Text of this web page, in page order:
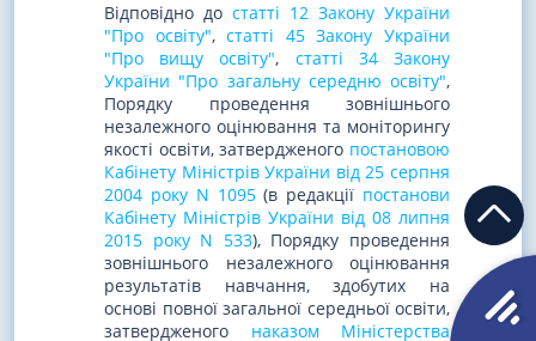
Відповідно до статті 12 Закону України
"Про освіту",статті 45 Закону України
"Про вищу освіту", статті 34 Закону
України "Про загальну середню освіту",
Порядку проведення зовнішнього
незалежного оцінювання та моніторингу
якості освіти, затвердженого постановою
Кабінету Міністрів України від 25 серпня
2004 року N 1095(в редакції постанови
Кабінету Міністрів України від 08 липня
2015 року N 533), Порядку проведення
зовнішнього незалежного оцінювання
результатів навчання, здобутих на
основі повної загальної середньої освіти,
затвердженого наказом Міністерства